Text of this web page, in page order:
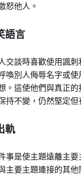
怒他人。
語言
交談時喜歡使用諷
喚別人侮辱名字或
。這使他們與真正
持不變，仍然堅定但
軌
事是使主題遠離主
主要主題連接的其他